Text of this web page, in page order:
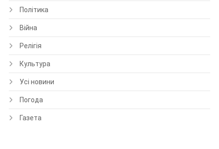
Політика
Війна
Релігія
Культура
Усі новини
Погода
Газета